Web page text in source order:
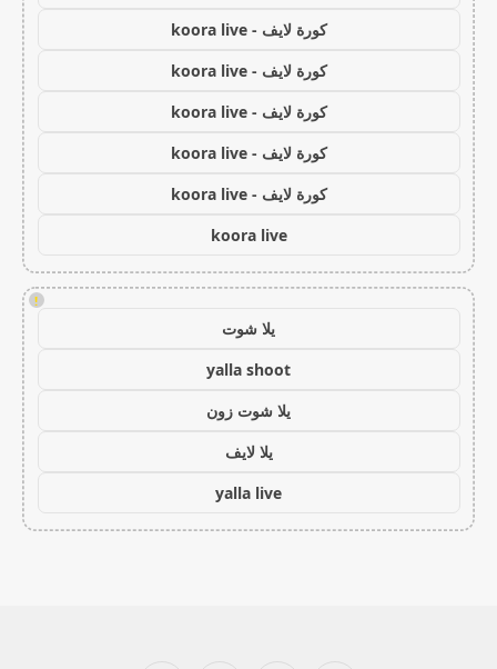
كورة لايف - koora live
كورة لايف - koora live
كورة لايف - koora live
كورة لايف - koora live
كورة لايف - koora live
koora live
!
يلا شوت
yalla shoot
يلا شوت زون
يلا لايف
yalla live